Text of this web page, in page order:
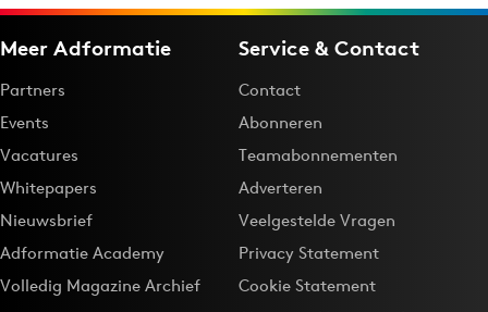
Meer Adformatie
Partners
Events
Vacatures
Whitepapers
Nieuwsbrief
Adformatie Academy
Volledig Magazine Archief
Service & Contact
Contact
Abonneren
Teamabonnementen
Adverteren
Veelgestelde Vragen
Privacy Statement
Cookie Statement